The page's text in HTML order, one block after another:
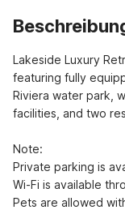
Lakeside Luxury
featuring fully
Riviera water park,
facilities, and two
Note:
Private parking is
Wi-Fi is available
Pets are allowed